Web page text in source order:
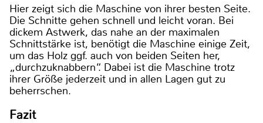
Hier zeigt sich die Maschine von ihrer besten Seite.
Die Schnitte gehen schnell und leicht voran. Bei
dickem Astwerk, das nahe an der maximalen
Schnittstärke ist, benötigt die Maschine einige Zeit,
um das Holz ggf. auch von beiden Seiten her,
„durchzuknabbern“. Dabei ist die Maschine trotz
ihrer Größe jederzeit und in allen Lagen gut zu
beherrschen.
Fazit